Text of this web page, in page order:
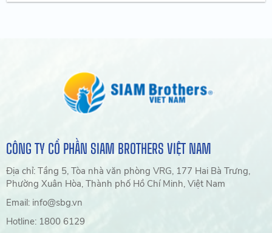
CÔNG TY CỔ PHẦN SIAM BROTHERS VIỆT NAM
Địa chỉ: Tầng 5, Tòa nhà văn phòng VRG, 177 Hai Bà Trưng,
Phường Xuân Hòa, Thành phố Hồ Chí Minh, Việt Nam
Email: info@sbg.vn
Hotline: 1800 6129